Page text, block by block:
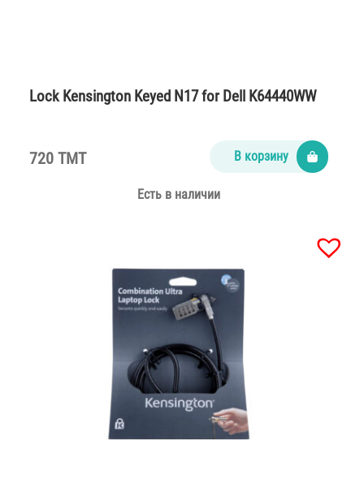
Lock Kensington Keyed N17 for Dell K64440WW
720 TMT В корзину
Есть в наличии